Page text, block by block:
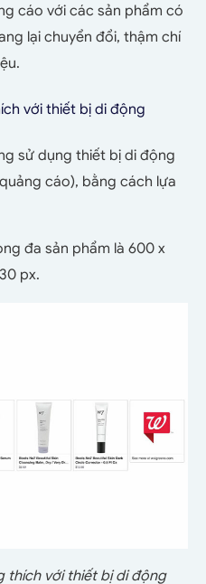
cáo với các sản phẩm có
lại chuyển đổi, thậm chí
với thiết bị di động
sử dụng thiết bị di động
cáo), bằng cách lựa
đa sản phẩm là 600 x
px.
thích với thiết bị di động